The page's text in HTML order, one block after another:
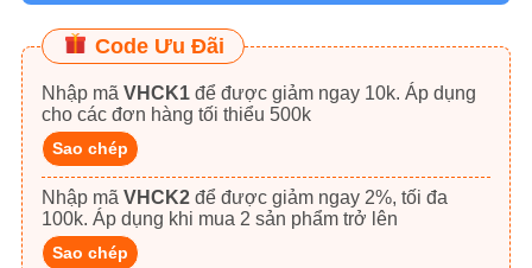
Code Ưu Đãi
Nhập mã VHCK1
cho các đơn hàng tối thiểu 500k
Sao chép
Nhập mã VHCK2
100k. Áp dụng khi mua 2 sản phẩm trở lên
Sao chép